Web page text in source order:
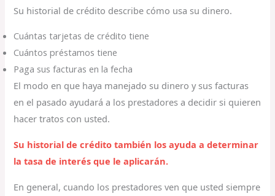
Su historial de crédito describe cómo usa su dinero.
Cuántas tarjetas de crédito tiene
Cuántos préstamos tiene
Paga sus facturas en la fecha
El modo en que haya manejado su dinero y sus facturas
en el pasado ayudará a los prestadores a decidir si quieren
hacer tratos con usted.
Su historial de crédito también los ayuda a determinar
la tasa de interés que le aplicarán.
En general, cuando los prestadores ven que usted siempre